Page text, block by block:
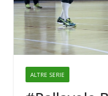
ALTRE SERIE